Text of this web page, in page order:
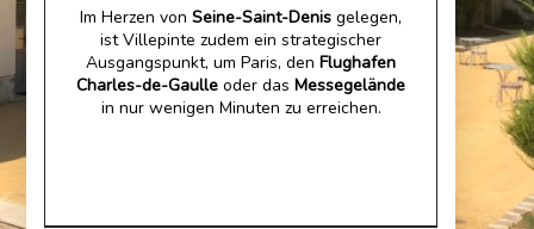
Im Herzen vonSeine-Saint-Denisgelegen,
ist Villepinte zudem ein strategischer
Ausgangspunkt, um Paris, den Flughafen
Charles-de-Gaulle oder dasMessegelände
in nur wenigen Minuten zu erreichen.